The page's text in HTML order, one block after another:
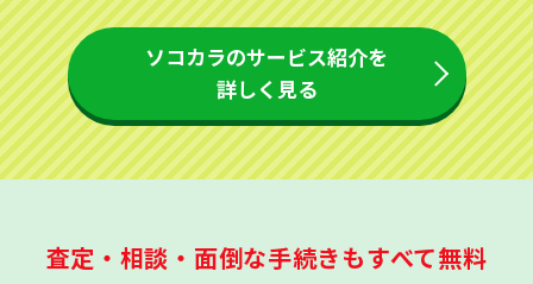
ソコカラのサービス紹介を
詳しく見る
査定・相談・面倒な手続きもすべて無料